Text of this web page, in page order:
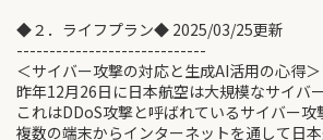
◆２．ライフプラン◆ 2025/03/25更新
-----------------------------
＜サイバー攻撃の対応と生成AI活用の心得
昨年12月26日に日本航空は大規模なサイバ
これはDDoS攻撃と呼ばれているサイバー攻
複数の端末からインターネットを通して日